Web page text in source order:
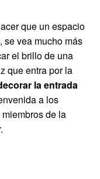
que un espacio
se vea mucho más
el brillo de una
que entra por la
la entrada
a los
de la